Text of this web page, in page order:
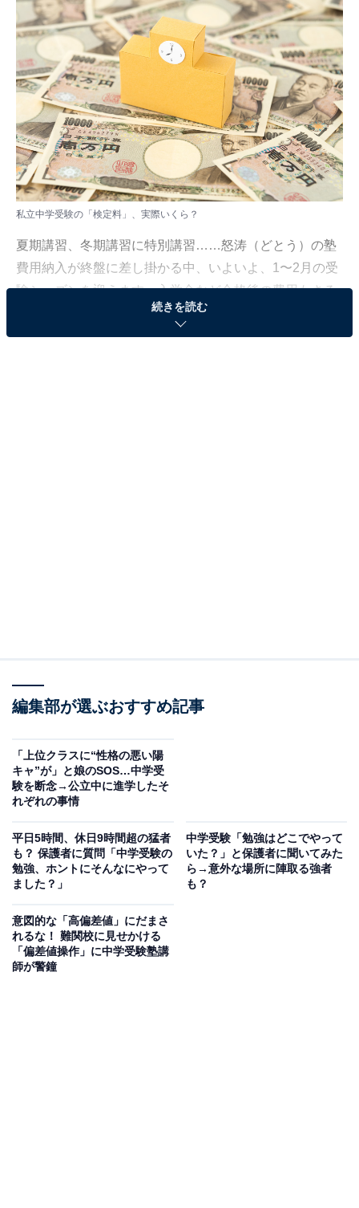
私立中学受験の「検定料」、実際いくら？
夏期講習、冬期講習に特別講習……怒涛（どとう）の塾
費用納入が終盤に差し掛かる中、いよいよ、1〜2月の受
験シーズンを迎えます。入学金など合格後の費用もさる
ことながら、忘れてはいけないのが試験を受けるために
出願時に支払う「入学検定料（受験料）」です。
中学校などの3万円まで、大体2〜3万円の間で設定され
ている学校が多く、関西では灘中学校、東大寺学園中学
です。
続きを読む
編集部が選ぶおすすめ記事
「上位クラスに“性格の悪い陽
キャ”が」と娘のSOS…中学受
験を断念→公立中に進学したそ
れぞれの事情
平日5時間、休日9時間超の猛者
も？ 保護者に質問「中学受験の
勉強、ホントにそんなにやって
ました？」
中学受験「勉強はどこでやって
いた？」と保護者に聞いてみた
ら→意外な場所に陣取る強者
も？
意図的な「高偏差値」にだまさ
れるな！ 難関校に見せかける
「偏差値操作」に中学受験塾講
師が警鐘